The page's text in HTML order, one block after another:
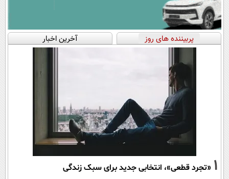
پربیننده های روز آخرین اخبار
1 «تجرد قطعی»، انتخابی جدید برای سبک زندگی